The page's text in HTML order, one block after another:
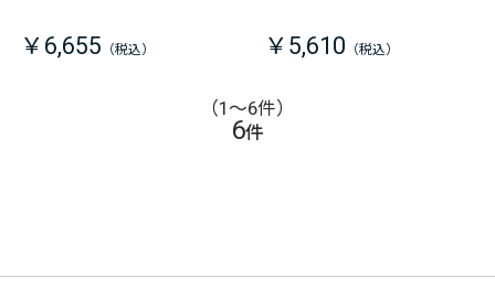
￥6,655 ￥5,610
（1〜6件）
6件